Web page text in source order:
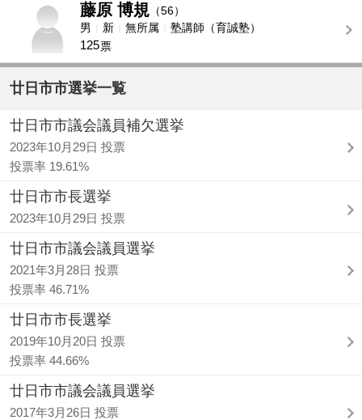
藤原 博規 （56）
男
新 無所属 塾講師（育誠塾）
125票
廿日市市選挙一覧
廿日市市議会議員補欠選挙
2023年10月29日 投票
投票率 19.61%
廿日市市長選挙
2023年10月29日 投票
廿日市市議会議員選挙
2021年3月28日 投票
投票率 46.71%
廿日市市長選挙
2019年10月20日 投票
投票率 44.66%
廿日市市議会議員選挙
2017年3月26日 投票